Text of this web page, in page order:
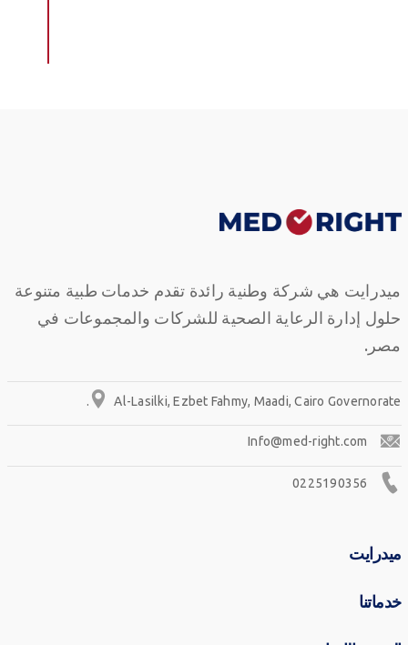
ميدرايت هي شركة وطنية رائدة تقدم خدمات طبية متنوعة
حلول إدارة الرعاية الصحية للشركات والمجموعات في
مصر.
Al-Lasilki, Ezbet Fahmy, Maadi, Cairo Governorate.
Info@med-right.com
0225190356
ميدرايت
خدماتنا